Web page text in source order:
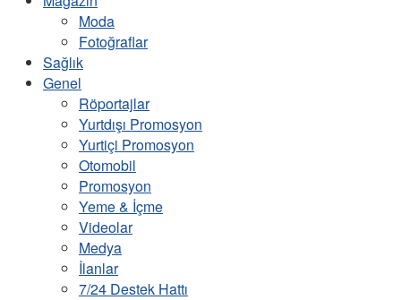
Moda
Fotoğraflar
Sağlık
Genel
Röportajlar
Yurtdışı Promosyon
Yurtiçi Promosyon
Otomobil
Promosyon
Yeme & İçme
Videolar
Medya
İlanlar
7/24 Destek Hattı